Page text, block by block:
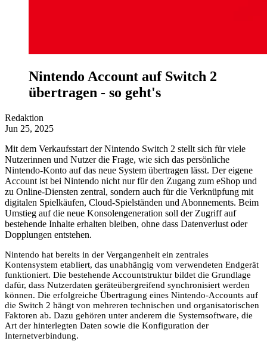
Nintendo Account auf Switch 2
übertragen - so geht's
Redaktion
Jun 25, 2025
Mit dem Verkaufsstart der Nintendo Switch 2 stellt sich für viele
Nutzerinnen und Nutzer die Frage, wie sich das persönliche
Nintendo-Konto auf das neue System übertragen lässt. Der eigene
Account ist bei Nintendo nicht nur für den Zugang zum eShop und
zu Online-Diensten zentral, sondern auch für die Verknüpfung mit
digitalen Spielkäufen, Cloud-Spielständen und Abonnements. Beim
Umstieg auf die neue Konsolengeneration soll der Zugriff auf
bestehende Inhalte erhalten bleiben, ohne dass Datenverlust oder
Dopplungen entstehen.
Nintendo hat bereits in der Vergangenheit ein zentrales
Kontensystem etabliert, das unabhängig vom verwendeten Endgerät
funktioniert. Die bestehende Accountstruktur bildet die Grundlage
dafür, dass Nutzerdaten geräteübergreifend synchronisiert werden
können. Die erfolgreiche Übertragung eines Nintendo-Accounts auf
die Switch 2 hängt von mehreren technischen und organisatorischen
Faktoren ab. Dazu gehören unter anderem die Systemsoftware, die
Art der hinterlegten Daten sowie die Konfiguration der
Internetverbindung.